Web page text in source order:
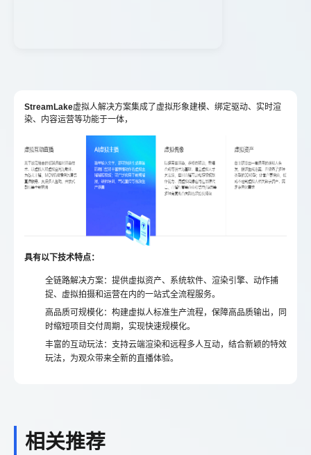
StreamLake虚拟人解决方案集成了虚拟形象建模、绑定驱动、实时渲
染、内容运营等功能于一体，
具有以下技术特点：
全链路解决方案：提供虚拟资产、系统软件、渲染引擎、动作捕
捉、虚拟拍摄和运营在内的一站式全流程服务。
高品质可规模化：构建虚拟人标准生产流程，保障高品质输出，同
时缩短项目交付周期，实现快速规模化。
丰富的互动玩法：支持云端渲染和远程多人互动，结合新颖的特效
玩法，为观众带来全新的直播体验。
相关推荐